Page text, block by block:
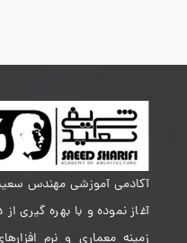
زمینه معماری و نرم